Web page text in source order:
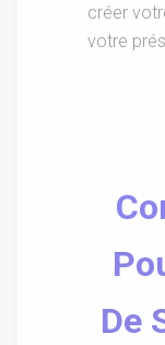
créer
votre
De